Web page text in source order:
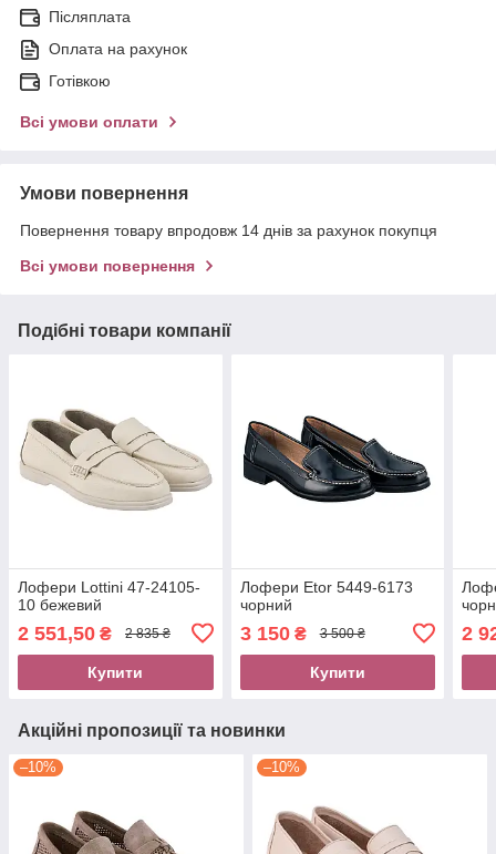
Післяплата
Оплата на рахунок
Готівкою
Всі умови оплати
Умови повернення
Повернення товару впродовж 14 днів за рахунок покупця
Всі умови повернення
Подібні товари компанії
Лофери Lottini 47-24105-
10 бежевий
2 551,50 ₴ 2 835 ₴
Купити
Лофери Etor 5449-6173
чорний
3 150₴ 3 500 ₴
Купити
2
Акційні пропозиції та новинки
–10% –10%